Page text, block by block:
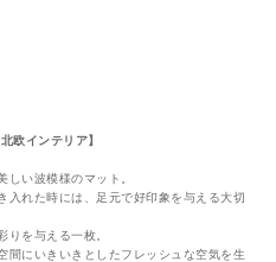
欧インテリア】
しい波模様のマット。
入れた時には、足元で好印象を与える大切
りを与える一枚。
間にいきいきとしたフレッシュな空気を生